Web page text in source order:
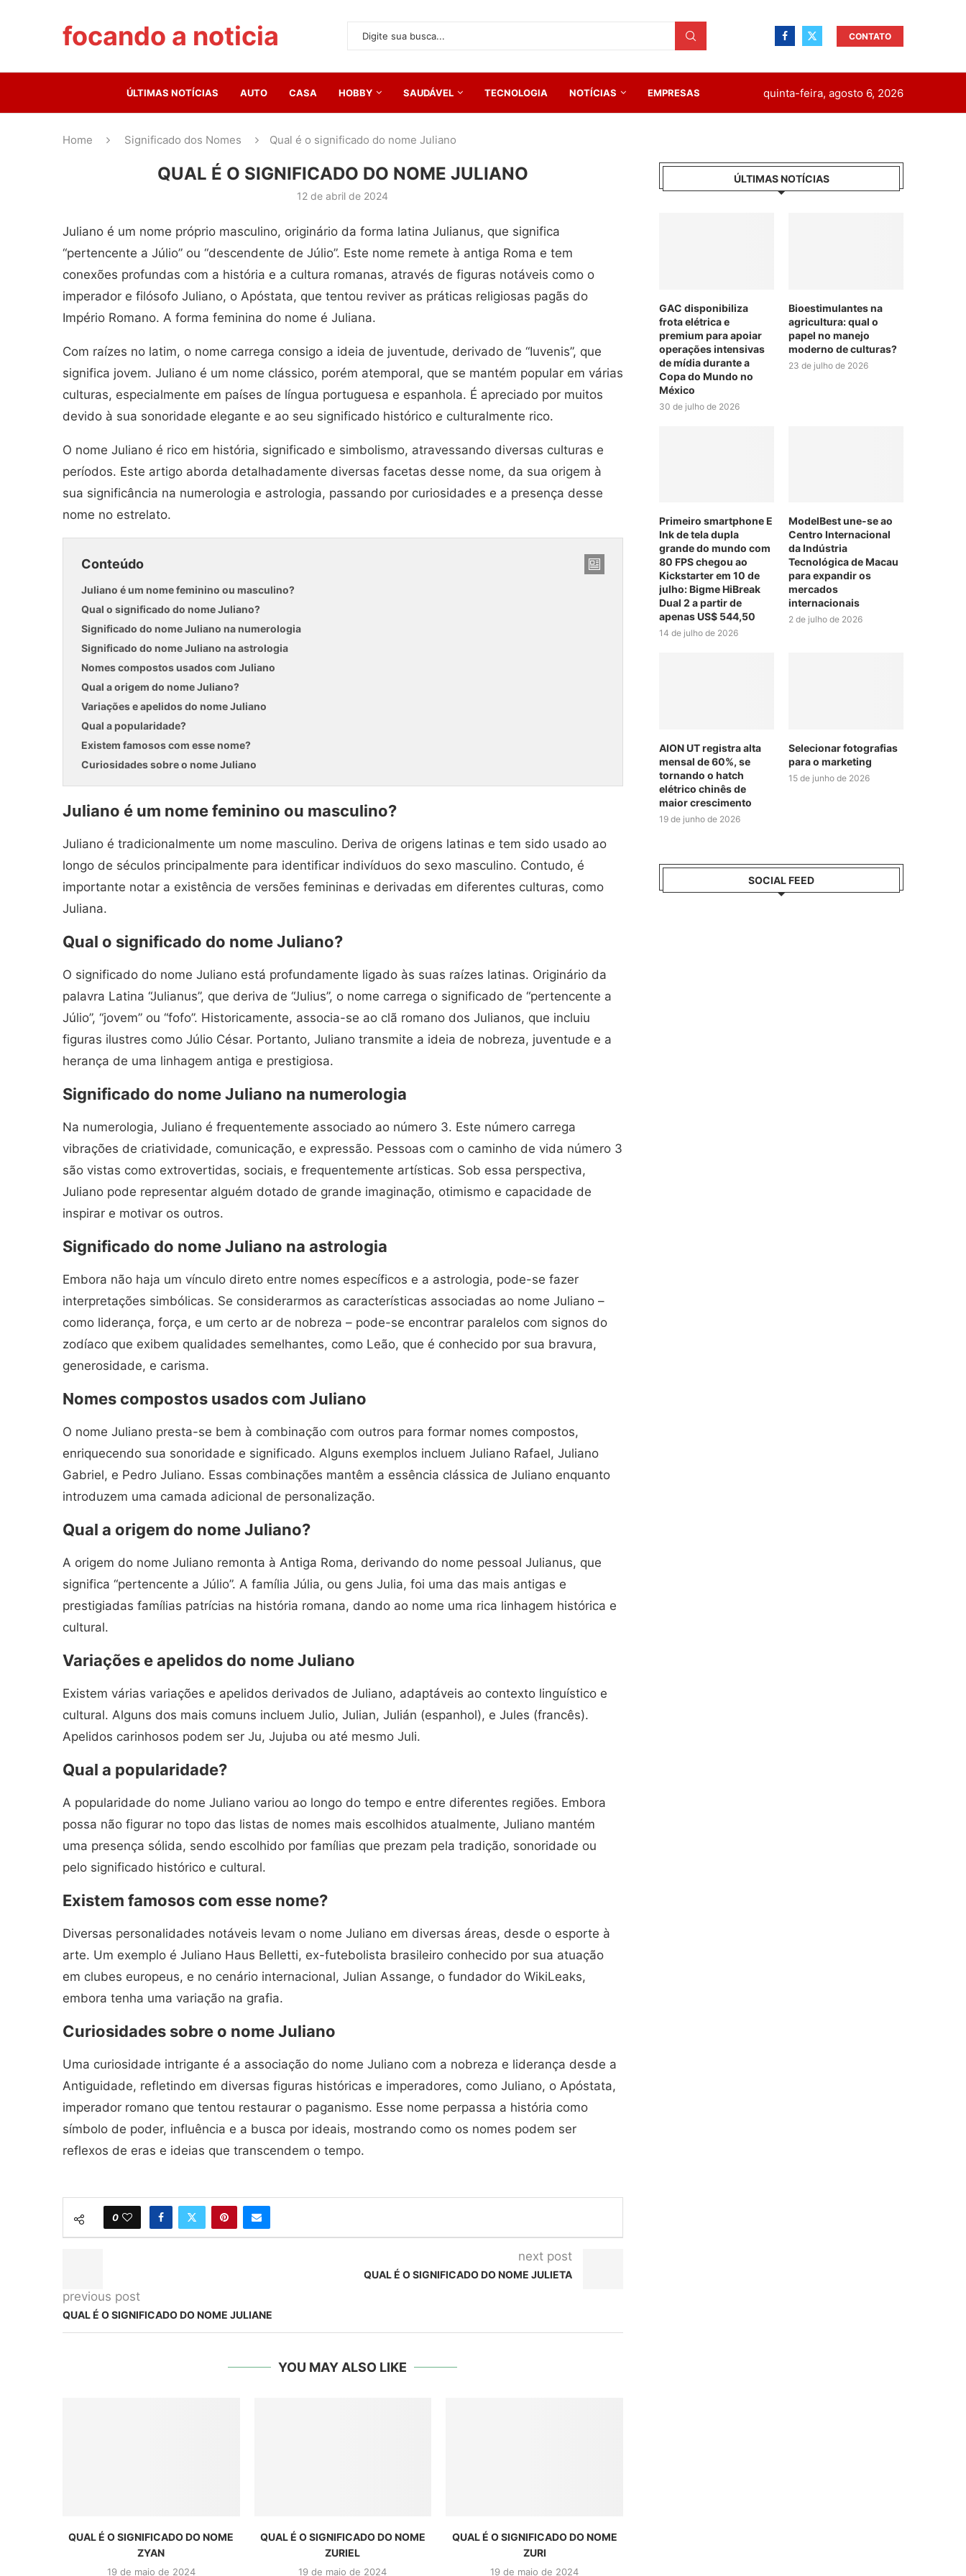
focando a noticia CONTATO
ÚLTIMAS NOTÍCIAS AUTO CASA HOBBY SAUDÁVEL TECNOLOGIA NOTÍCIAS EMPRESAS quinta-feira, agosto 6, 2026
Home Significado dos Nomes Qual é o significado do nome Juliano
QUAL É O SIGNIFICADO DO NOME JULIANO
12 de abril de 2024
Juliano é um nome próprio masculino, originário da forma latina Julianus, que significa
“pertencente a Júlio” ou “descendente de Júlio”. Este nome remete à antiga Roma e tem
conexões profundas com a história e a cultura romanas, através de figuras notáveis como o
imperador e filósofo Juliano, o Apóstata, que tentou reviver as práticas religiosas pagãs do
Império Romano. A forma feminina do nome é Juliana.
Com raízes no latim, o nome carrega consigo a ideia de juventude, derivado de “Iuvenis”, que
significa jovem. Juliano é um nome clássico, porém atemporal, que se mantém popular em várias
culturas, especialmente em países de língua portuguesa e espanhola. É apreciado por muitos
devido à sua sonoridade elegante e ao seu significado histórico e culturalmente rico.
O nome Juliano é rico em história, significado e simbolismo, atravessando diversas culturas e
períodos. Este artigo aborda detalhadamente diversas facetas desse nome, da sua origem à
sua significância na numerologia e astrologia, passando por curiosidades e a presença desse
nome no estrelato.
Conteúdo
Juliano é um nome feminino ou masculino?
Qual o significado do nome Juliano?
Significado do nome Juliano na numerologia
Significado do nome Juliano na astrologia
Nomes compostos usados com Juliano
Qual a origem do nome Juliano?
Variações e apelidos do nome Juliano
Qual a popularidade?
Existem famosos com esse nome?
Curiosidades sobre o nome Juliano
Juliano é um nome feminino ou masculino?
Juliano é tradicionalmente um nome masculino. Deriva de origens latinas e tem sido usado ao
longo de séculos principalmente para identificar indivíduos do sexo masculino. Contudo, é
importante notar a existência de versões femininas e derivadas em diferentes culturas, como
Juliana.
Qual o significado do nome Juliano?
O significado do nome Juliano está profundamente ligado às suas raízes latinas. Originário da
palavra Latina “Julianus”, que deriva de “Julius”, o nome carrega o significado de “pertencente a
Júlio”, “jovem” ou “fofo”. Historicamente, associa-se ao clã romano dos Julianos, que incluiu
figuras ilustres como Júlio César. Portanto, Juliano transmite a ideia de nobreza, juventude e a
herança de uma linhagem antiga e prestigiosa.
Significado do nome Juliano na numerologia
Na numerologia, Juliano é frequentemente associado ao número 3. Este número carrega
vibrações de criatividade, comunicação, e expressão. Pessoas com o caminho de vida número 3
são vistas como extrovertidas, sociais, e frequentemente artísticas. Sob essa perspectiva,
Juliano pode representar alguém dotado de grande imaginação, otimismo e capacidade de
inspirar e motivar os outros.
Significado do nome Juliano na astrologia
Embora não haja um vínculo direto entre nomes específicos e a astrologia, pode-se fazer
interpretações simbólicas. Se considerarmos as características associadas ao nome Juliano –
como liderança, força, e um certo ar de nobreza – pode-se encontrar paralelos com signos do
zodíaco que exibem qualidades semelhantes, como Leão, que é conhecido por sua bravura,
generosidade, e carisma.
Nomes compostos usados com Juliano
O nome Juliano presta-se bem à combinação com outros para formar nomes compostos,
enriquecendo sua sonoridade e significado. Alguns exemplos incluem Juliano Rafael, Juliano
Gabriel, e Pedro Juliano. Essas combinações mantêm a essência clássica de Juliano enquanto
introduzem uma camada adicional de personalização.
Qual a origem do nome Juliano?
A origem do nome Juliano remonta à Antiga Roma, derivando do nome pessoal Julianus, que
significa “pertencente a Júlio”. A família Júlia, ou gens Julia, foi uma das mais antigas e
prestigiadas famílias patrícias na história romana, dando ao nome uma rica linhagem histórica e
cultural.
Variações e apelidos do nome Juliano
Existem várias variações e apelidos derivados de Juliano, adaptáveis ao contexto linguístico e
cultural. Alguns dos mais comuns incluem Julio, Julian, Julián (espanhol), e Jules (francês).
Apelidos carinhosos podem ser Ju, Jujuba ou até mesmo Juli.
Qual a popularidade?
A popularidade do nome Juliano variou ao longo do tempo e entre diferentes regiões. Embora
possa não figurar no topo das listas de nomes mais escolhidos atualmente, Juliano mantém
uma presença sólida, sendo escolhido por famílias que prezam pela tradição, sonoridade ou
pelo significado histórico e cultural.
Existem famosos com esse nome?
Diversas personalidades notáveis levam o nome Juliano em diversas áreas, desde o esporte à
arte. Um exemplo é Juliano Haus Belletti, ex-futebolista brasileiro conhecido por sua atuação
em clubes europeus, e no cenário internacional, Julian Assange, o fundador do WikiLeaks,
embora tenha uma variação na grafia.
Curiosidades sobre o nome Juliano
Uma curiosidade intrigante é a associação do nome Juliano com a nobreza e liderança desde a
Antiguidade, refletindo em diversas figuras históricas e imperadores, como Juliano, o Apóstata,
imperador romano que tentou restaurar o paganismo. Esse nome perpassa a história como
símbolo de poder, influência e a busca por ideais, mostrando como os nomes podem ser
reflexos de eras e ideias que transcendem o tempo.
0
previous post
QUAL É O SIGNIFICADO DO NOME JULIANE
next post
QUAL É O SIGNIFICADO DO NOME JULIETA
YOU MAY ALSO LIKE
QUAL É O SIGNIFICADO DO NOME
ZYAN
19 de maio de 2024
QUAL É O SIGNIFICADO DO NOME
ZURIEL
19 de maio de 2024
QUAL É O SIGNIFICADO DO NOME
ZURI
19 de maio de 2024
ÚLTIMAS NOTÍCIAS
GAC disponibiliza
frota elétrica e
premium para apoiar
operações intensivas
de mídia durante a
Copa do Mundo no
México
30 de julho de 2026
Bioestimulantes na
agricultura: qual o
papel no manejo
moderno de culturas?
23 de julho de 2026
Primeiro smartphone E
Ink de tela dupla
grande do mundo com
80 FPS chegou ao
Kickstarter em 10 de
julho: Bigme HiBreak
Dual 2 a partir de
apenas US$ 544,50
14 de julho de 2026
ModelBest une-se ao
Centro Internacional
da Indústria
Tecnológica de Macau
para expandir os
mercados
internacionais
2 de julho de 2026
AION UT registra alta
mensal de 60%, se
tornando o hatch
elétrico chinês de
maior crescimento
19 de junho de 2026
Selecionar fotografias
para o marketing
15 de junho de 2026
SOCIAL FEED